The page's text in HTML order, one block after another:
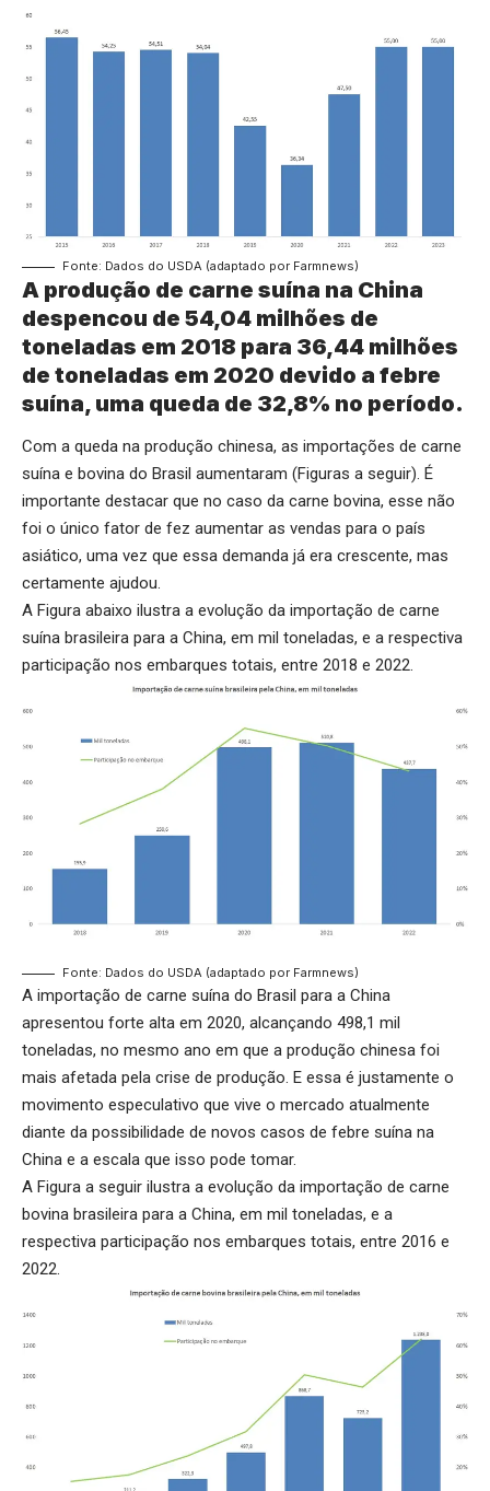
Fonte: Dados do USDA (adaptado por Farmnews)
A produção de carne suína na China
despencou de 54,04 milhões de
toneladas em 2018 para 36,44 milhões
de toneladas em 2020 devido a febre
suína, uma queda de 32,8% no período.
Com a queda na produção chinesa, as importações de carne
suína e bovina do Brasil aumentaram (Figuras a seguir). É
importante destacar que no caso da carne bovina, esse não
foi o único fator de fez aumentar as vendas para o país
asiático, uma vez que essa demanda já era crescente, mas
certamente ajudou.
A Figura abaixo ilustra a evolução da importação de carne
suína brasileira para a China, em mil toneladas, e a respectiva
participação nos embarques totais, entre 2018 e 2022.
Fonte: Dados do USDA (adaptado por Farmnews)
A importação de carne suína do Brasil para a China
apresentou forte alta em 2020, alcançando 498,1 mil
toneladas, no mesmo ano em que a produção chinesa foi
mais afetada pela crise de produção. E essa é justamente o
movimento especulativo que vive o mercado atualmente
diante da possibilidade de novos casos de febre suína na
China e a escala que isso pode tomar.
A Figura a seguir ilustra a evolução da importação de carne
bovina brasileira para a China, em mil toneladas, e a
respectiva participação nos embarques totais, entre 2016 e
2022.